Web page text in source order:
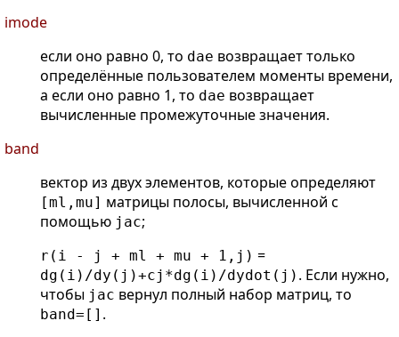
imode
если оно равно 0, то dae возвращает только
определённые пользователем моменты времени,
а если оно равно 1, то dae возвращает
вычисленные промежуточные значения.
band
вектор из двух элементов, которые определяют
[ml,mu] матрицы полосы, вычисленной с
помощью jac;
r(i - j + ml + mu + 1,j) =
dg(i)/dy(j)+cj*dg(i)/dydot(j) . Если нужно,
чтобы jac вернул полный набор матриц, то
band=[] .